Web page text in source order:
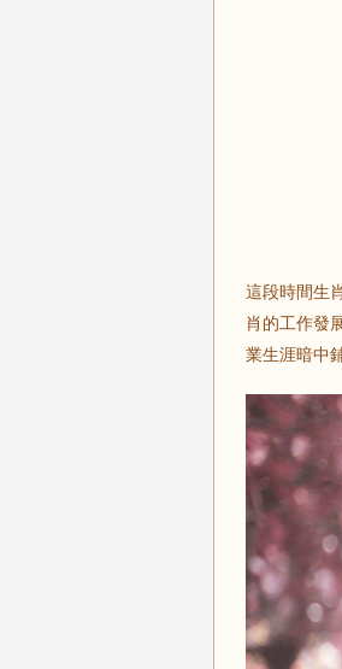
這段時間生
肖的工作發
業生涯暗中